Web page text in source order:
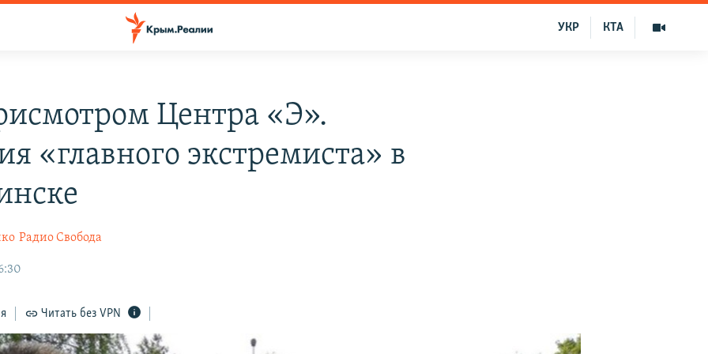
КТА
УКР
Центра «Э».
«главного экстремиста» в
Радио Свобода
Читать без VPN